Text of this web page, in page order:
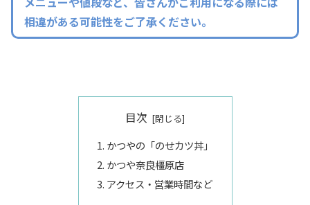
相違がある可能性をご了承ください。
目次
かつやの「のせカツ丼」
かつや奈良橿原店
アクセス・営業時間など